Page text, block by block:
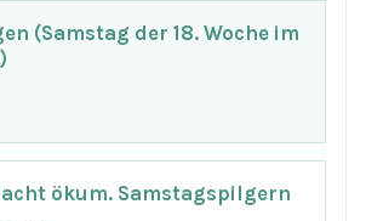
(Samstag der 18. Woche im
ökum. Samstagspilgern